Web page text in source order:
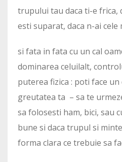
trupului tau daca ti-e frica,
esti suparat, daca n-ai
si fata in fata cu un cal
dominarea celuilalt,
puterea fizica : poti face un
greutatea ta – sa te
sa folosesti ham, bici, sau
bune si daca trupul si
forma clara ce trebuie sa